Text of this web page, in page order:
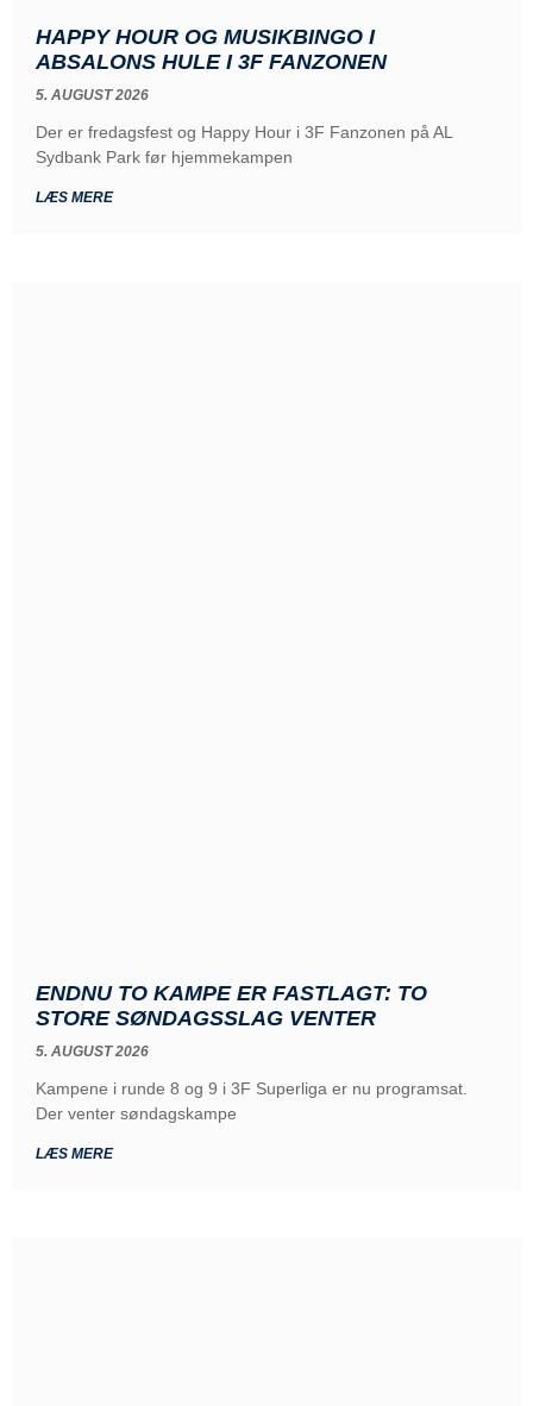
HAPPY HOUR OG MUSIKBINGO I
ABSALONS HULE I 3F FANZONEN
5. AUGUST 2026
Der er fredagsfest og Happy Hour i 3F Fanzonen på AL
Sydbank Park før hjemmekampen
LÆS MERE
ENDNU TO KAMPE ER FASTLAGT: TO
STORE SØNDAGSSLAG VENTER
5. AUGUST 2026
Kampene i runde 8 og 9 i 3F Superliga er nu programsat.
Der venter søndagskampe
LÆS MERE